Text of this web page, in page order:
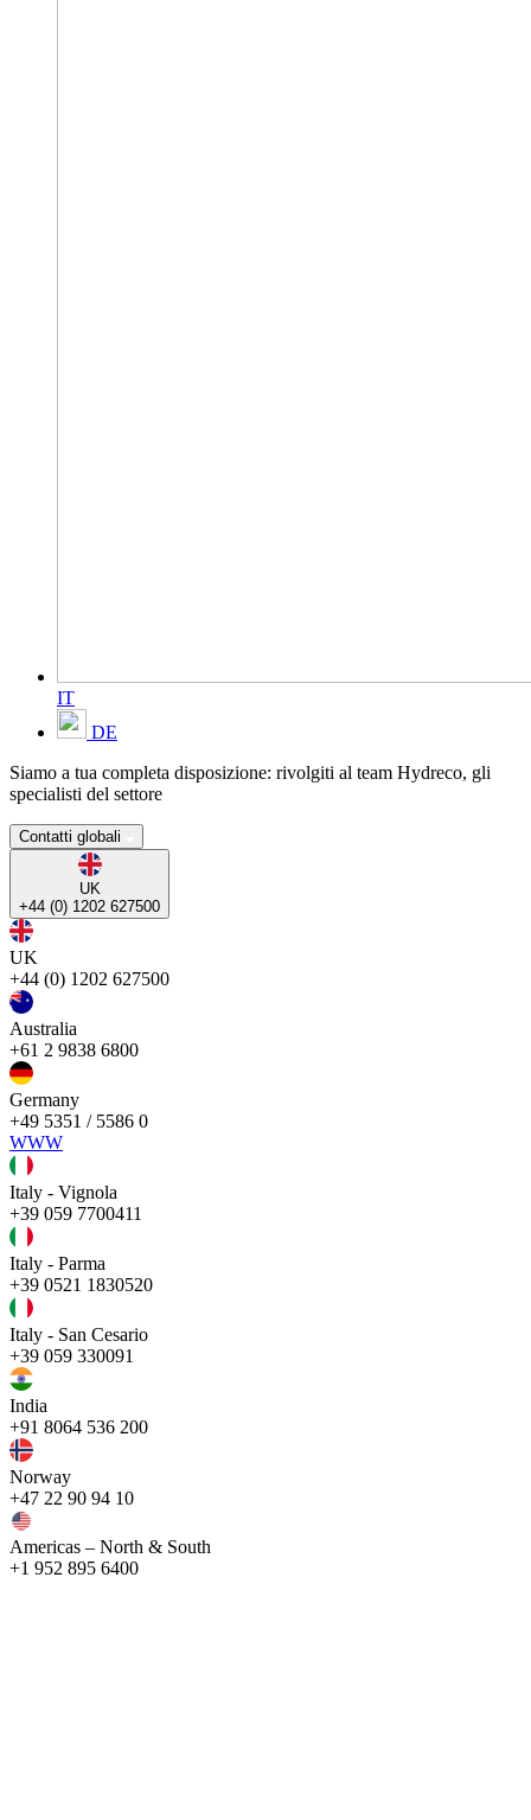
IT
DE
Siamo a tua completa disposizione: rivolgiti al team Hydreco, gli
specialisti del settore
Contatti globali
UK
+44 (0) 1202 627500
UK
+44 (0) 1202 627500
Australia
+61 2 9838 6800
Germany
+49 5351 / 5586 0
WWW
Italy - Vignola
+39 059 7700411
Italy - Parma
+39 0521 1830520
Italy - San Cesario
+39 059 330091
India
+91 8064 536 200
Norway
+47 22 90 94 10
Americas – North & South
+1 952 895 6400